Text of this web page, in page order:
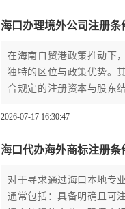
海口办理境外公司注册条
在海南自贸港政策推动下
独特的区位与政策优势。
合规定的注册资本与股东
第一步。
2026-07-17 16:30:47
海口代办海外商标注册条
对于寻求通过海口本地专
通常包括：具备明确且可